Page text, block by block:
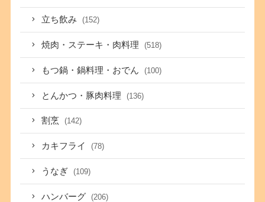
立ち飲み (152)
焼肉・ステーキ・肉料理 (518)
もつ鍋・鍋料理・おでん (100)
とんかつ・豚肉料理 (136)
割烹 (142)
カキフライ (78)
うなぎ (109)
ハンバーグ (206)